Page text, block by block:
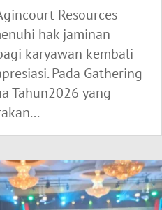
Resources
hak jaminan
karyawan kembali
Pada Gathering
Tahun2026 yang